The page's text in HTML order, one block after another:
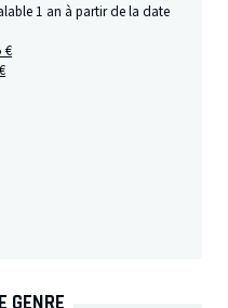
1 an à partir de la date
€
GENRE